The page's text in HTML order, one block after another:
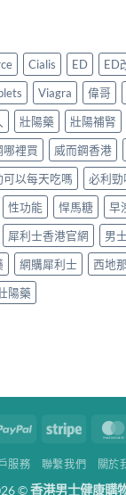
Cialis ED ED
Viagra 偉哥
壯陽藥 壯陽補腎
哪裡買 威而鋼香港
可以每天吃嗎 必利勁
性功能 悍馬糖 早
犀利士香港官網 男
網購犀利士 西地
陽藥
PayPal Stripe
服務 聯繫我們 關於
©香港男士健康購